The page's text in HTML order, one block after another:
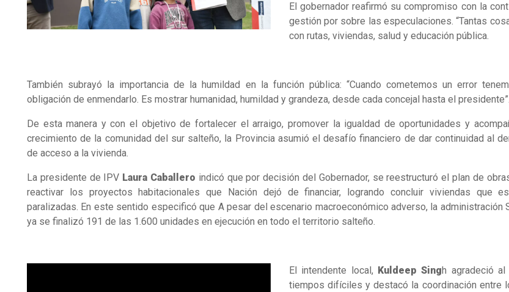
El gobernador reafirmó su compromiso con la
gestión por sobre las especulaciones. “Tantas
con rutas, viviendas, salud y educación pública.
También subrayó la importancia de la humildad en la función pública: “Cuando cometemos un error
obligación de enmendarlo. Es mostrar humanidad, humildad y grandeza, desde cada concejal hasta el presidente”.
De esta manera y con el objetivo de fortalecer el arraigo, promover la igualdad de oportunidades y
crecimiento de la comunidad del sur salteño, la Provincia asumió el desafío financiero de dar continuidad al
de acceso a la vivienda.
La presidente de IPV Laura Caballero indicó que por decisión del Gobernador, se reestructuró el plan de
reactivar los proyectos habitacionales que Nación dejó de financiar, logrando concluir viviendas que
paralizadas. En este sentido especificó que A pesar del escenario macroeconómico adverso, la administración
ya se finalizó 191 de las 1.600 unidades en ejecución en todo el territorio salteño.
El intendente local, Kuldeep Singh agradeció
tiempos difíciles y destacó la coordinación entre